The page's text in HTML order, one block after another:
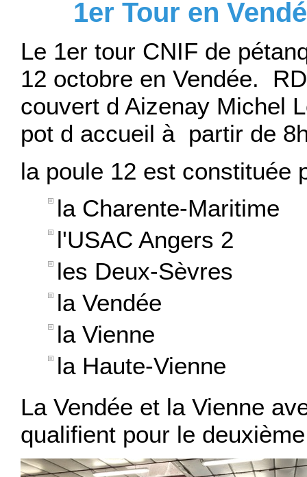
1er Tour en
Le 1er tour CNIF de
12 octobre en Vendée.
couvert d Aizenay Michel
pot d accueil à partir de
la poule 12 est constituée
la Charente-Maritime
l'USAC Angers 2
les Deux-Sèvres
la Vendée
la Vienne
la Haute-Vienne
La Vendée et la Vienne
qualifient pour le